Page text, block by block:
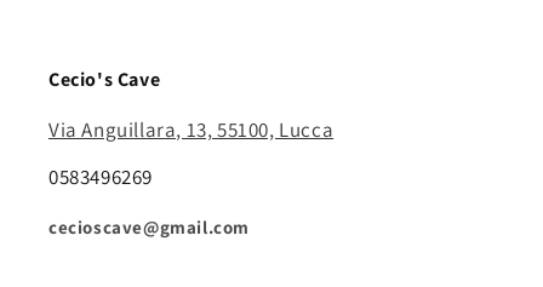
Cecio's Cave
Via Anguillara, 13, 55100, Lucca
0583496269
cecioscave@gmail.com